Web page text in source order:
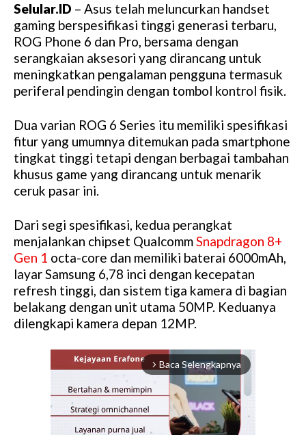
Selular.ID – Asus telah meluncurkan handset
gaming berspesifikasi tinggi generasi terbaru,
ROG Phone 6 dan Pro, bersama dengan
serangkaian aksesori yang dirancang untuk
meningkatkan pengalaman pengguna termasuk
periferal pendingin dengan tombol kontrol fisik.
Dua varian ROG 6 Series itu memiliki spesifikasi
fitur yang umumnya ditemukan pada smartphone
tingkat tinggi tetapi dengan berbagai tambahan
khusus game yang dirancang untuk menarik
ceruk pasar ini.
Dari segi spesifikasi, kedua perangkat
menjalankan chipset QualcommSnapdragon 8+
Gen 1 octa-core dan memiliki baterai 6000mAh,
layar Samsung 6,78 inci dengan kecepatan
refresh tinggi, dan sistem tiga kamera di bagian
belakang dengan unit utama 50MP. Keduanya
dilengkapi kamera depan 12MP.
arrow_forward_ios Baca Selengkapnya